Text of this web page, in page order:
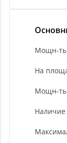
Мощн-ть
На
Мощн-ть
Наличие